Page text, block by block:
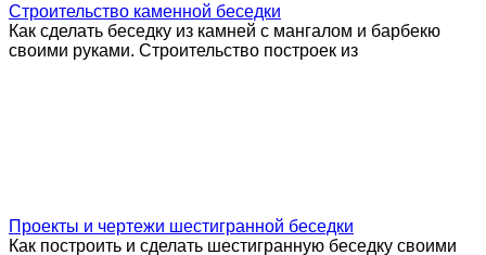
Строительство каменной беседки
Как сделать беседку из камней с мангалом и барбекю
своими руками. Строительство построек из
Проекты и чертежи шестигранной беседки
Как построить и сделать шестигранную беседку своими